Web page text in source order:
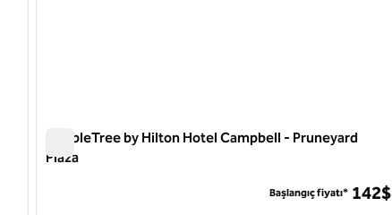
DoubleTree by Hilton Hotel Campbell - Pruneyard
Plaza
Başlangıç fiyatı* 142$